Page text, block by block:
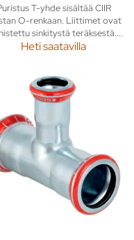
T-yhde sisältää CIIR
O-renkaan. Liittimet ovat
sinkitystä teräksestä....
Heti saatavilla